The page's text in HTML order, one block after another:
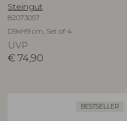
Steingut
82073057
D9xH9 cm, Set of 4
UVP
€ 74,90
BESTSELLER